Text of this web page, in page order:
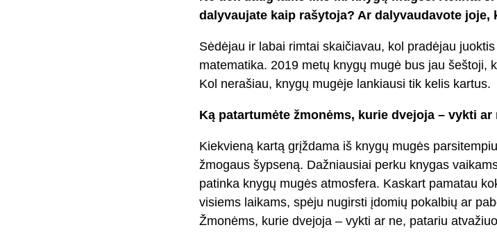
dalyvaujate kaip rašytoja? Ar dalyvaudavote
Sėdėjau ir labai rimtai skaičiavau, kol pradėjau
matematika. 2019 metų knygų mugė bus jau šeštoji,
Kol nerašiau, knygų mugėje lankiausi tik kelis kartus.
Ką patartumėte žmonėms, kurie dvejoja – vykti
Kiekvieną kartą grįždama iš knygų mugės
žmogaus šypseną. Dažniausiai perku knygas
patinka knygų mugės atmosfera. Kaskart pamatau
visiems laikams, spėju nugirsti įdomių pokalbių ar
Žmonėms, kurie dvejoja – vykti ar ne, patariu